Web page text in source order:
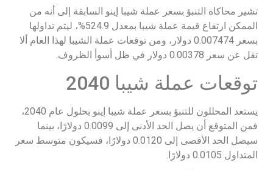
تشير محاكاة التنبؤ بسعر عملة شيبا إينو السابقة إلى أنه من
الممكن ارتفاع قيمة عملة شيبا بمعدل 524.9%، ليتم تداولها
بسعر 0.007474 دولار، ومن توقعات عملة الشيبا لهذا العام ألا
تقل عن سعر 0.00378 دولار في ظل أسوأ الظروف.
توقعات عملة شيبا 2040
يستعد المحللون للتنبؤ بسعر عملة شيبا إينو بحلول عام 2040،
فمن المتوقع أن يصل الحد الأدنى إلى 0.0099 دولارًا، بينما
سيصل الحد الأقصى إلى 0.0120 دولارًا، فسيكون متوسط سعر
المتداول 0.0105 دولارًا.